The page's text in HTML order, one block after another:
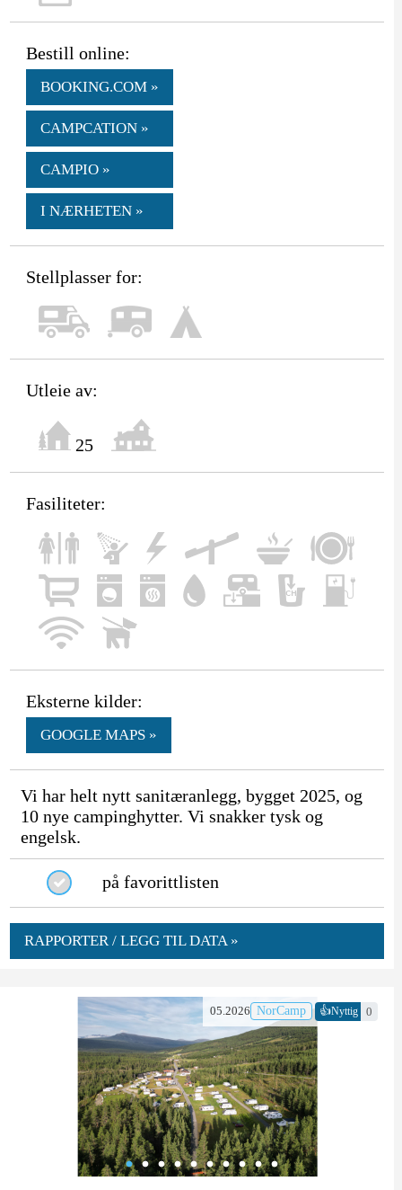
Bestill online:
BOOKING.COM »
CAMPCATION »
CAMPIO »
I NÆRHETEN »
Stellplasser for:
Utleie av:
25
Fasiliteter:
Eksterne kilder:
GOOGLE MAPS »
Vi har helt nytt sanitæranlegg, bygget 2025, og
10 nye campinghytter. Vi snakker tysk og
engelsk.
på favorittlisten
RAPPORTER / LEGG TIL DATA »
05.2026 NorCamp 👍Nyttig 0